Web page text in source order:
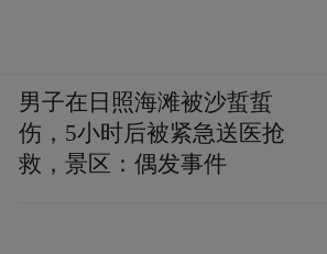
男子在日照海滩被沙蜇蜇
伤，5小时后被紧急送医抢
救，景区：偶发事件